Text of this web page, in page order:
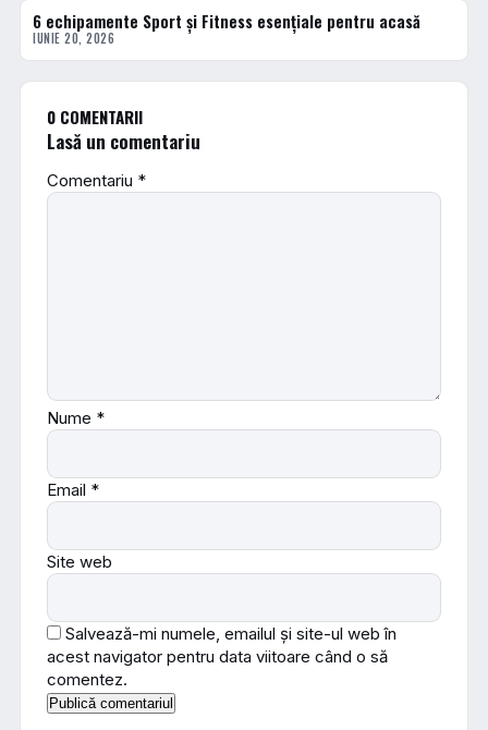
ACTUALE
6 echipamente Sport și Fitness esențiale pentru acasă
IUNIE 20, 2026
0 COMENTARII
Lasă un comentariu
Comentariu *
Nume *
Email *
Site web
Salvează-mi numele, emailul și site-ul web în
acest navigator pentru data viitoare când o să
comentez.